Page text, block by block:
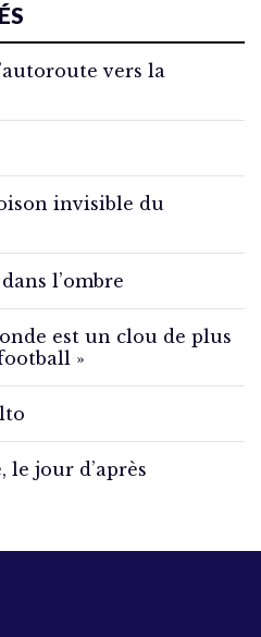
vers la
invisible du
l’ombre
est un clou de plus
»
jour d’après